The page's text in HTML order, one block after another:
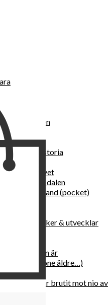
med elden
plats”
: en kulturhistoria
hud hela livet
i gröna dalen
land (pocket)
du läker, stärker & utvecklar
var du än är
(åtminstone äldre…)
bud – jag har brutit mot nio av